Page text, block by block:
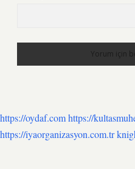
https://oydaf.comhttps://
https://iyaorganizasyon.com.tr